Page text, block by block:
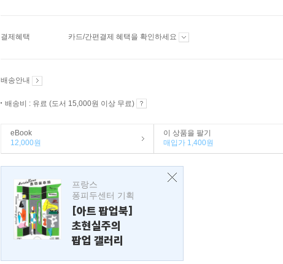
결제혜택 카드/간편결제 혜택을 확인하세요
배송안내
배송비 : 유료 (도서 15,000원 이상 무료)
eBook
12,000원
이 상품을 팔기
매입가 1,400원
프랑스
퐁피두센터 기획
[아트 팝업북]
초현실주의
팝업 갤러리